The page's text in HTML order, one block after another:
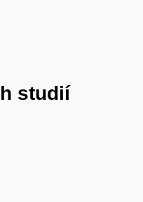
studií